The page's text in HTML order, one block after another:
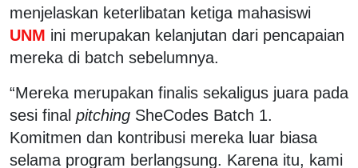
menjelaskan keterlibatan ketiga mahasiswi
UNM ini merupakan kelanjutan dari pencapaian
mereka di batch sebelumnya.
“Mereka merupakan finalis sekaligus juara pada
sesi final pitching SheCodes Batch 1.
Komitmen dan kontribusi mereka luar biasa
selama program berlangsung. Karena itu, kami